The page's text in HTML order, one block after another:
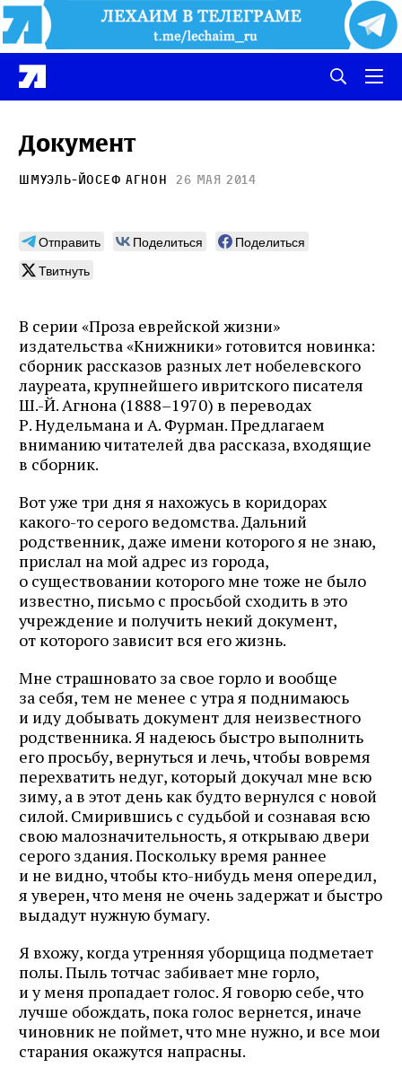
Документ
Шмуэль-Йосеф Агнон 26 мая 2014
Отправить Поделиться
Поделиться
Твитнуть
В серии «Проза еврейской жизни»
издательства «Книжники» готовится новинка:
сборник рассказов разных лет нобелевского
лауреата, крупнейшего ивритского писателя
Ш.-Й. Агнона (1888–1970) в переводах
Р. Нудельмана и А. Фурман. Предлагаем
вниманию читателей два рассказа, входящие
в сборник.
Вот уже три дня я нахожусь в коридорах
какого-то серого ведомства. Дальний
родственник, даже имени которого я не знаю,
прислал на мой адрес из города,
о существовании которого мне тоже не было
известно, письмо с просьбой сходить в это
учреждение и получить некий документ,
от которого зависит вся его жизнь.
Мне страшновато за свое горло и вообще
за себя, тем не менее с утра я поднимаюсь
и иду добывать документ для неизвестного
родственника. Я надеюсь быстро выполнить
его просьбу, вернуться и лечь, чтобы вовремя
перехватить недуг, который докучал мне всю
зиму, а в этот день как будто вернулся с новой
силой. Смирившись с судьбой и сознавая всю
свою малозначительность, я открываю двери
серого здания. Поскольку время раннее
и не видно, чтобы кто-нибудь меня опередил,
я уверен, что меня не очень задержат и быстро
выдадут нужную бумагу.
Я вхожу, когда утренняя уборщица подметает
полы. Пыль тотчас забивает мне горло,
и у меня пропадает голос. Я говорю себе, что
лучше обождать, пока голос вернется, иначе
чиновник не поймет, что мне нужно, и все мои
старания окажутся напрасны.